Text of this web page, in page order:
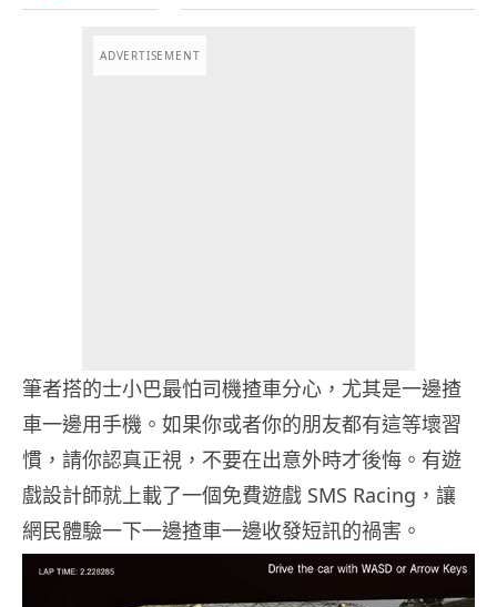
ADVERTISEMENT
筆者搭的士小巴最怕司機揸車分心，尤其是一邊揸
車一邊用手機。如果你或者你的朋友都有這等壞習
慣，請你認真正視，不要在出意外時才後悔。有遊
戲設計師就上載了一個免費遊戲 SMS Racing，讓
網民體驗一下一邊揸車一邊收發短訊的禍害。